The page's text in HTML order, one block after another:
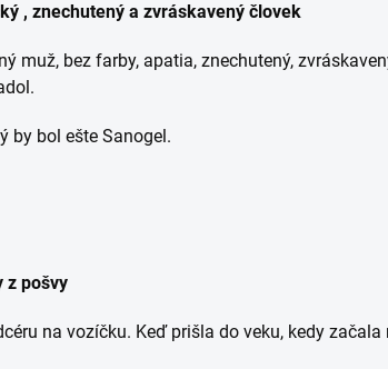
, znechutený a zvráskavený človek
muž, bez farby, apatia, znechutený,
by bol ešte Sanogel.
z pošvy
na vozíčku. Keď prišla do veku, kedy